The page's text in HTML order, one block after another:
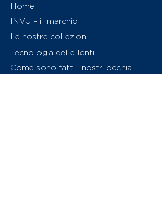
Home
INVU – il marchio
Le nostre collezioni
Tecnologia delle lenti
Come sono fatti i nostri occhiali